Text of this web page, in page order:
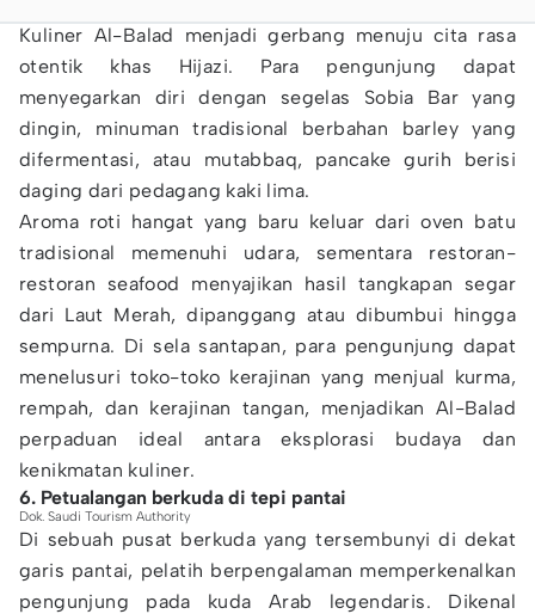
Kuliner Al-Balad menjadi gerbang menuju cita rasa
otentik khas Hijazi. Para pengunjung dapat
menyegarkan diri dengan segelas Sobia Bar yang
dingin, minuman tradisional berbahan barley yang
difermentasi, atau mutabbaq, pancake gurih berisi
daging dari pedagang kaki lima.
Aroma roti hangat yang baru keluar dari oven batu
tradisional memenuhi udara, sementara restoran-
restoran seafood menyajikan hasil tangkapan segar
dari Laut Merah, dipanggang atau dibumbui hingga
sempurna. Di sela santapan, para pengunjung dapat
menelusuri toko-toko kerajinan yang menjual kurma,
rempah, dan kerajinan tangan, menjadikan Al-Balad
perpaduan ideal antara eksplorasi budaya dan
kenikmatan kuliner.
6. Petualangan berkuda di tepi pantai
Dok. Saudi Tourism Authority
Di sebuah pusat berkuda yang tersembunyi di dekat
garis pantai, pelatih berpengalaman memperkenalkan
pengunjung pada kuda Arab legendaris. Dikenal